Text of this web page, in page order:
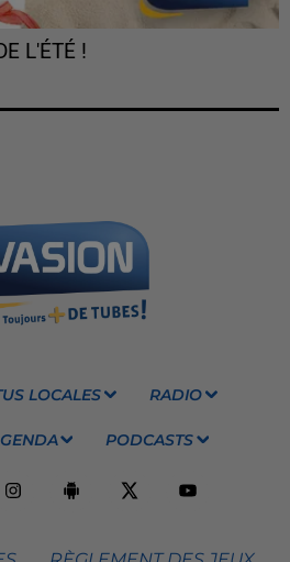
L'ÉTÉ !
LOCALES RADIO
PODCASTS